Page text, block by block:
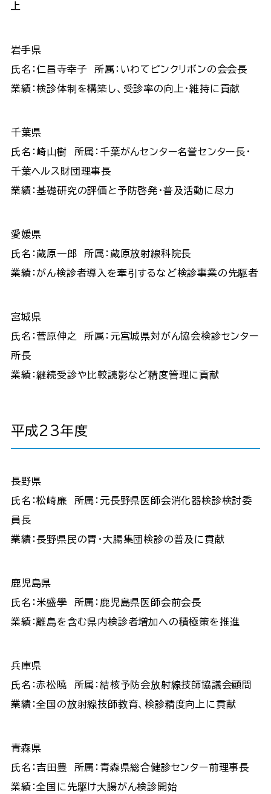
上
岩手県
氏名：仁昌寺幸子 所属：いわてピンクリボンの会会長
業績：検診体制を構築し、受診率の向上・維持に貢献
千葉県
氏名：崎山樹 所属：千葉がんセンター名誉センター長・
千葉ヘルス財団理事長
業績：基礎研究の評価と予防啓発・普及活動に尽力
愛媛県
氏名：蔵原一郎 所属：蔵原放射線科院長
業績：がん検診者導入を牽引するなど検診事業の先駆者
宮城県
氏名：菅原伸之 所属：元宮城県対がん協会検診センター
所長
業績：継続受診や比較読影など精度管理に貢献
平成23年度
長野県
氏名：松崎廉 所属：元長野県医師会消化器検診検討委
員長
業績：長野県民の胃・大腸集団検診の普及に貢献
鹿児島県
氏名：米盛學 所属：鹿児島県医師会前会長
業績：離島を含む県内検診者増加への積極策を推進
兵庫県
氏名：赤松曉 所属：結核予防会放射線技師協議会顧問
業績：全国の放射線技師教育、検診精度向上に貢献
青森県
氏名：吉田豊 所属：青森県総合健診センター前理事長
業績：全国に先駆け大腸がん検診開始